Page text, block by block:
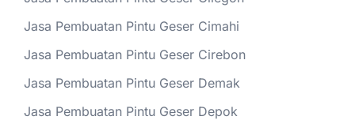
Jasa Pembuatan Pintu Geser Cimahi
Jasa Pembuatan Pintu Geser Cirebon
Jasa Pembuatan Pintu Geser Demak
Jasa Pembuatan Pintu Geser Depok